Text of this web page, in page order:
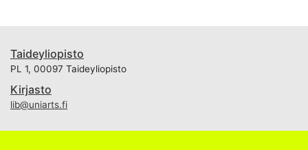
Taideyliopisto
PL 1, 00097 Taideyliopisto
Kirjasto
lib@uniarts.fi